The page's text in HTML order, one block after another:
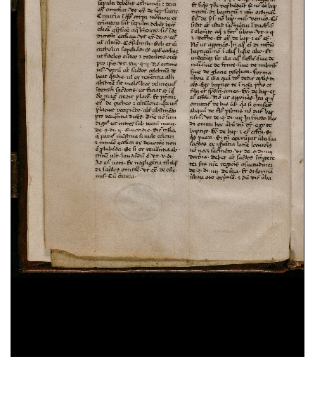
Dionysius Aeropagita,De caelesti hierarchia. De
ecclesiastica hierarchia. De divinis nominibus. De
mystica theologia, sec. XV ; membr. ; 120 c. ;
194x138 mm ; ms. 39
Domenico Cavalca,Disciplina de li spirituali, sec.
XV ; cart. ; 86 c. ; 200x150 mm ; ms. 40
Augustinus,De vera religione. De natura boni. De
triplici habitaculo, sec. XII ; membr. ; 49 c. ;
208x142 mm ; ms. 41
Constitutiones Congregationis Cassinensis atque
varia pontificum indulta, sec. XVI ; cart. ; 95 c. ;
196x43 mm ; ms. 42
Benedictus (s.) Abbas,Regola in volgare, sec. XV ;